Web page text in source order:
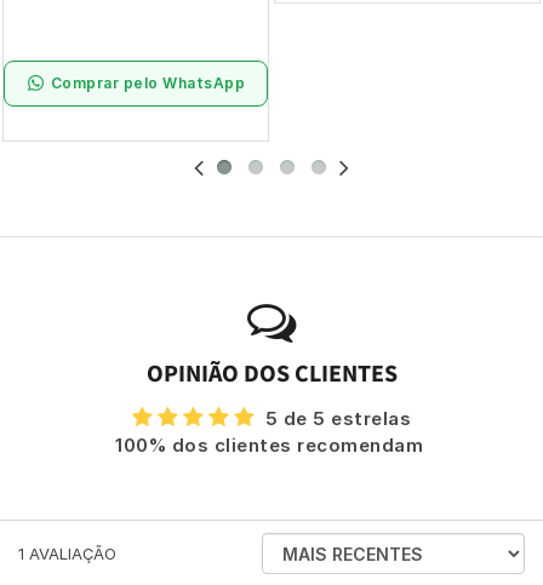
Comprar pelo WhatsApp
OPINIÃO DOS CLIENTES
5 de 5 estrelas
100% dos clientes recomendam
1 AVALIAÇÃO
ORDENAR
AVALIAÇÕES